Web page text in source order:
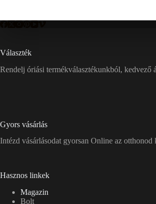
Választék
Rendelj óriási termékválasztékunkból, kedvező
Gyors vásárlás
Intézd vásárlásodat gyorsan Online az otthonod
Hasznos linkek
Magazin
Bolt